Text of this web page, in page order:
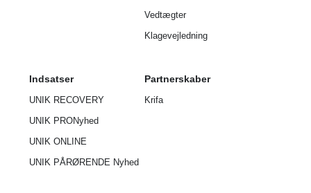
Vedtægter
Klagevejledning
Indsatser
UNIK RECOVERY
UNIK PRONyhed
UNIK ONLINE
UNIK PÅRØRENDE Nyhed
Partnerskaber
Krifa